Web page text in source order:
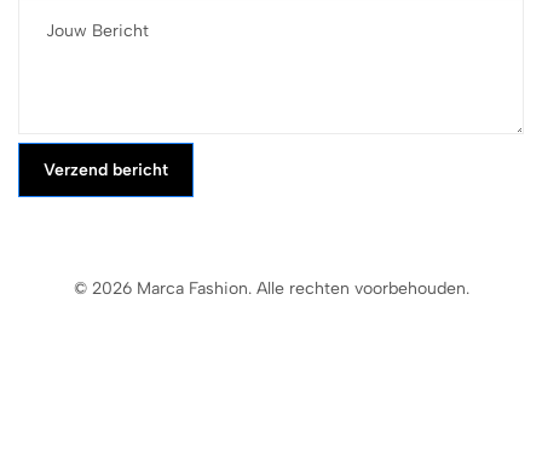
Verzend bericht
© 2026 Marca Fashion. Alle rechten voorbehouden.